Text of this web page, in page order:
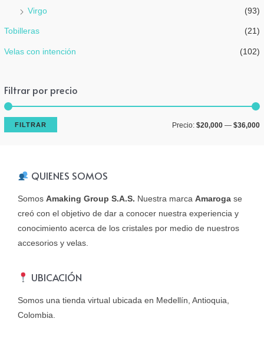
Virgo (93)
Tobilleras (21)
Velas con intención (102)
Filtrar por precio
PP
FILTRAR Precio: $20,000— $36,000
QUIENES SOMOS
Somos Amaking Group S.A.S. Nuestra marca Amaroga se
creó con el objetivo de dar a conocer nuestra experiencia y
conocimiento acerca de los cristales por medio de nuestros
accesorios y velas.
UBICACIÓN
Somos una tienda virtual ubicada en Medellín, Antioquia,
Colombia.